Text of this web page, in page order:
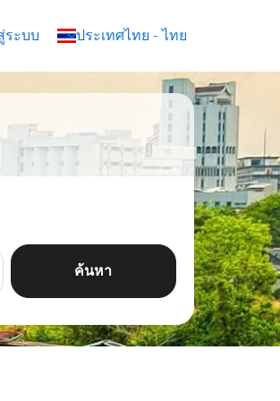
ระบบ ประเทศไทย - ไทย
keyboard_arrow_down
aria-label
ค้นหา